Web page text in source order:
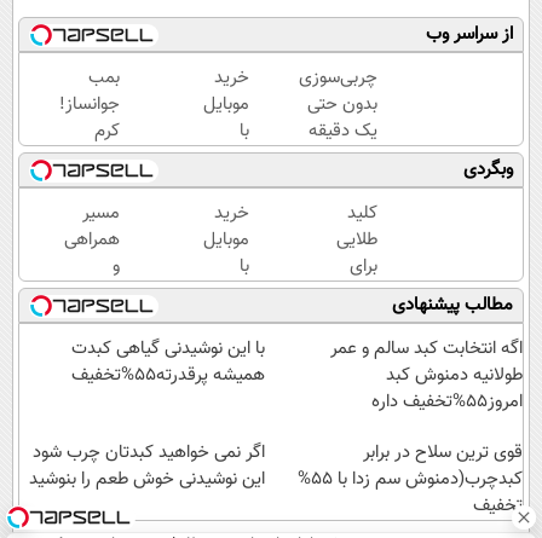
از سراسر وب
چربی‌سوزی
بدون حتی
یک دقیقه
ورزش!
خرید
موبایل
با
اسنپ
پی | در
۴
قسط
بدون
سود و
کارمزد!
بمب
جوانساز!
کرم
بوتاکس
جلبک
اسپیرولینا50%تخفیف
وبگردی
کلید
طلایی
برای
سوزاندن
چربی
های
امشب)
خرید
موبایل
با
اسنپ
پی | در
۴
قسط
کارمزد!
مسیر
همراهی
و
گزارش
عملکرد
گروه
اسنپ
مطالب پیشنهادی
اگه انتخابت کبد سالم و عمر
طولانیه دمنوش کبد
امروز55%تخفیف داره
با این نوشیدنی گیاهی کبدت
همیشه پرقدرته55%تخفیف
قوی ترین سلاح در برابر
کبدچرب(دمنوش سم زدا با 55%
تخفیف
اگر نمی خواهید کبدتان چرب شود
این نوشیدنی خوش طعم را بنوشید